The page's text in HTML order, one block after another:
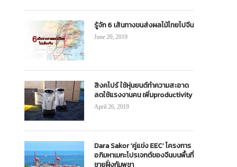
รู้จัก 6 เส้นทางขนส่งผลไม้ไทยไปจีน
June 20, 2019
สิงคโปร์ ใช้หุ่นยนต์ทำความสะอาด
ลดใช้แรงงานคน เพิ่มproductivity
April 26, 2019
Dara Sakor ‘คู่แข่ง EEC’ โครงการ
อภิมหาเมกะโปรเจกต์ของจีนบนพื้นที่
ชายฝั่งกัมพูชา